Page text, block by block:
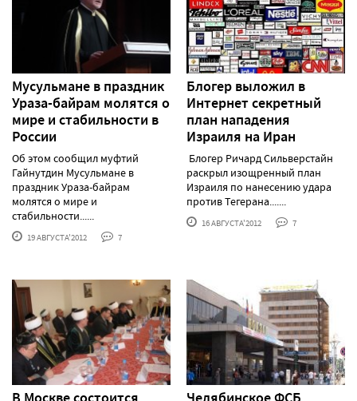
Мусульмане в праздник
Ураза-байрам молятся о
мире и стабильности в
России
Об этом сообщил муфтий
Гайнутдин Мусульмане в
праздник Ураза-байрам
молятся о мире и
стабильности......
19 АВГУСТА'2012 7
Блогер выложил в
Интернет секретный
план нападения
Израиля на Иран
Блогер Ричард Сильверстайн
раскрыл изощренный план
Израиля по нанесению удара
против Тегерана.......
16 АВГУСТА'2012 7